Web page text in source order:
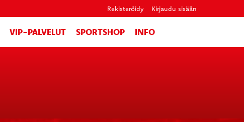
Rekisteröidy Kirjaudu sisään
VIP-PALVELUT SPORTSHOP INFO